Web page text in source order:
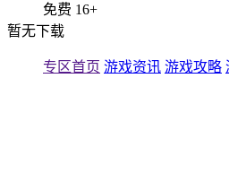
免费 16+
暂无下载
专区首页 游戏资讯 游戏攻略